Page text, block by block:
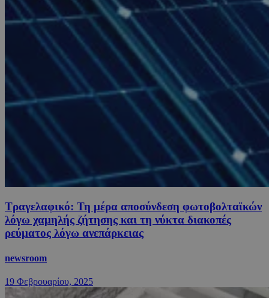
Τραγελαφικό: Τη μέρα αποσύνδεση φωτοβολταϊκών
λόγω χαμηλής ζήτησης και τη νύκτα διακοπές
ρεύματος λόγω ανεπάρκειας
newsroom
19 Φεβρουαρίου, 2025